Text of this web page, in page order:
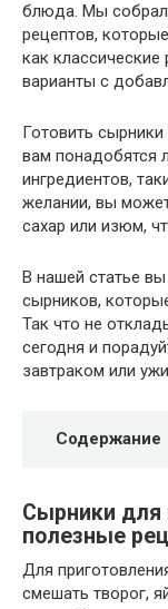
блюда. Мы
рецептов,
как
варианты с
Готовить
вам понадобятся
ингредиентов,
желании, вы
сахар или изюм,
В нашей статье
сырников,
Так что не
сегодня и
завтраком или
Содержание
Сырники для
полезные
Для
смешать творог,